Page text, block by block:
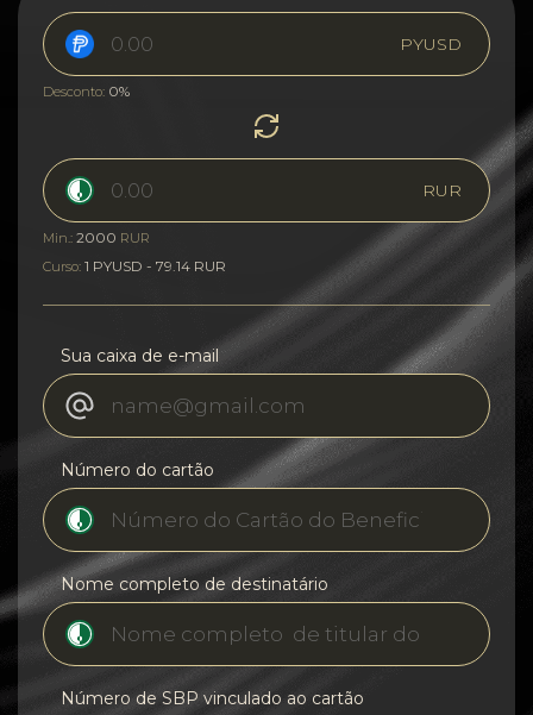
PYUSD
Desconto: 0%
RUR
Min.: 2000 RUR
Curso: 1 PYUSD - 79.14 RUR
Sua caixa de e-mail
Número do cartão
Nome completo de destinatário
Número de SBP vinculado ao cartão